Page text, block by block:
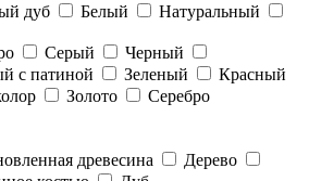
дуб Белый
Натуральный
Серый
Черный
с патиной Зеленый
Красный
Золото Серебро
древесина
Дерево